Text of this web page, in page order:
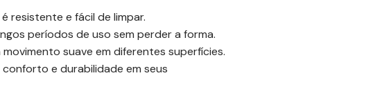
resistente e fácil de limpar.
períodos de uso sem perder a forma.
suave em diferentes superfícies.
e durabilidade em seus